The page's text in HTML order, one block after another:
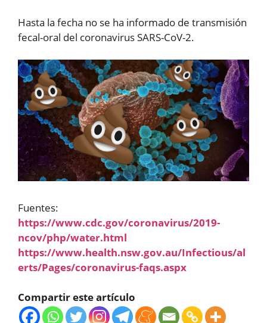
Hasta la fecha no se ha informado de transmisión
fecal-oral del coronavirus SARS-CoV-2.
Fuentes:
https://www.cdc.gov/coronavirus/2019-
ncov/php/water.html
https://www.health.nsw.gov.au/Infectious/al
erts/Pages/coronavirus-faqs.aspx
Compartir este artículo